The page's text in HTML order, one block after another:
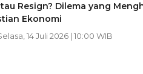
Resign? Dilema yang
Ekonomi
14 Juli 2026 | 10:00 WIB